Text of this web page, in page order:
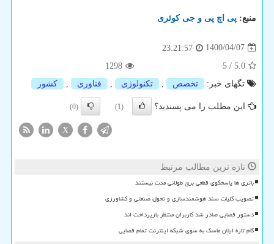
منبع: پی اچ پی و جی كوئری
1400/04/07
23:21:57
5.0
/
5
1298
تگهای خبر:
تخصص , تكنولوژی , فناوری , كشور
این مطلب را می پسندید؟ (1)
(0)
X
تازه ترین مطالب مرتبط
باتری ها پاسخگوی قطعی برق طولانی مدت نیستند
تصویب کلیات سند هوشمندسازی و تحول صنعتی و کشاورزی
دستور قضایی صادر شد کاربران منتظر بازپرداخت اند
گام تازه ایلان ماسک به سوی شبکه اینترنت تمام فضایی